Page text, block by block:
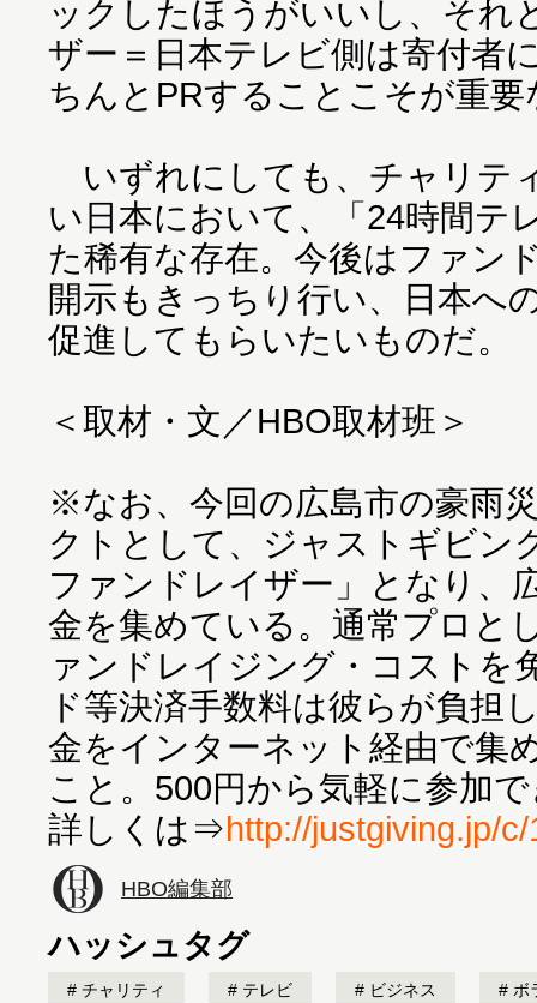
ックしたほうがいいし、それ
ザー＝日本テレビ側は寄付者
ちんとPRすることこそが重
いずれにしても、チャリテ
い日本において、「24時間テ
た稀有な存在。今後はファン
開示もきっちり行い、日本へ
促進してもらいたいものだ。
＜取材・文／HBO取材班＞
※なお、今回の広島市の豪雨
クトとして、ジャストギビン
ファンドレイザー」となり、
金を集めている。通常プロと
ァンドレイジング・コストを
ド等決済手数料は彼らが負担
金をインターネット経由で集
こと。500円から気軽に参加
詳しくは⇒http://justgiving.jp/
HBO編集部
ハッシュタグ
チャリティ テレビ ビジネス ボ